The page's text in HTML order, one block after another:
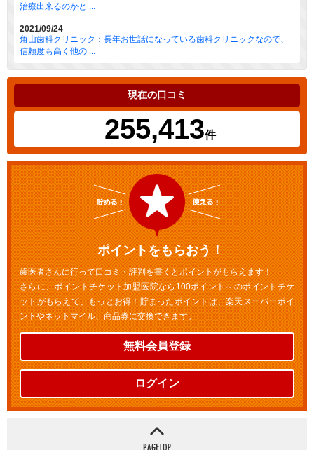
治療出来るのかと ...
2021/09/24
角山歯科クリニック：長年お世話になっている歯科クリニックなので、
信頼度も高く他の ...
現在の口コミ
255,413件
ポイントをもらおう！
歯医者さんに行って口コミ・評判を書くとポイントがもらえます！
さらに、ポイントチケット加盟医院なら100ポイント～のポイントチケ
ットがもらえて、もっとお得！貯まったポイントは、楽天スーパーポイ
ントやネットマイル、商品券に交換できます。
無料会員登録
ログイン